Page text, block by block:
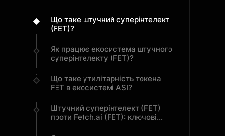
Що таке штучний суперінтелект
(FET)?
Як працює екосистема штучного
суперінтелекту (FET)?
Що таке утилітарність токена
FET в екосистемі ASI?
Штучний суперінтелект (FET)
проти Fetch.ai (FET): ключові